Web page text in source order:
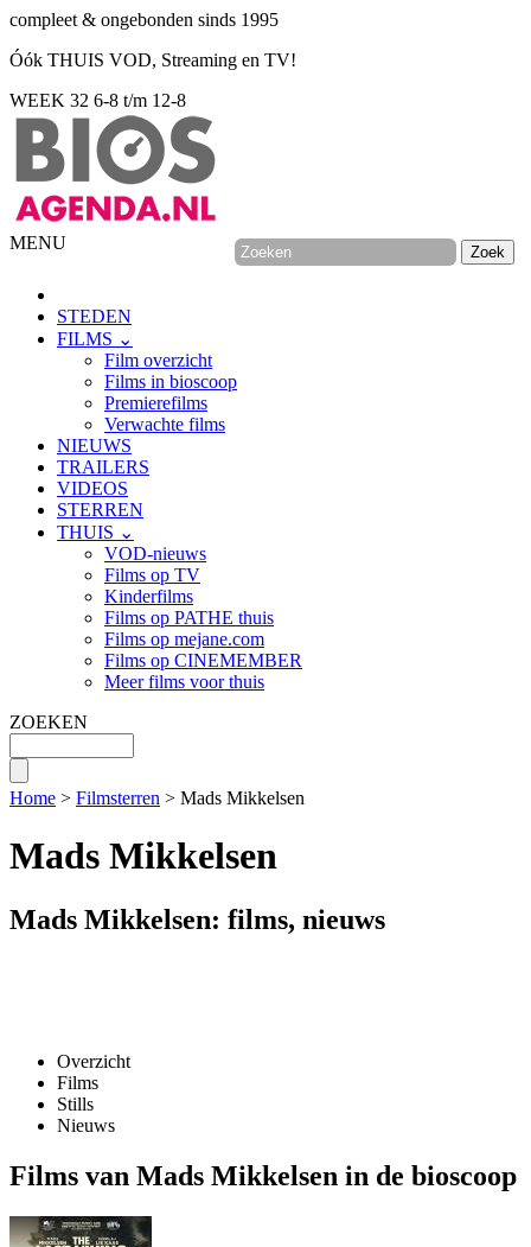
compleet & ongebonden sinds 1995
Óók THUIS VOD, Streaming en TV!
WEEK 32 6-8 t/m 12-8
MENU
STEDEN
FILMS ⌄
Film overzicht
Films in bioscoop
Premierefilms
Verwachte films
NIEUWS
TRAILERS
VIDEOS
STERREN
THUIS ⌄
VOD-nieuws
Films op TV
Kinderfilms
Films op PATHE thuis
Films op mejane.com
Films op CINEMEMBER
Meer films voor thuis
ZOEKEN
Home > Filmsterren > Mads Mikkelsen
Mads Mikkelsen
Mads Mikkelsen: films, nieuws
Overzicht
Films
Stills
Nieuws
Films van Mads Mikkelsen in de bioscoop